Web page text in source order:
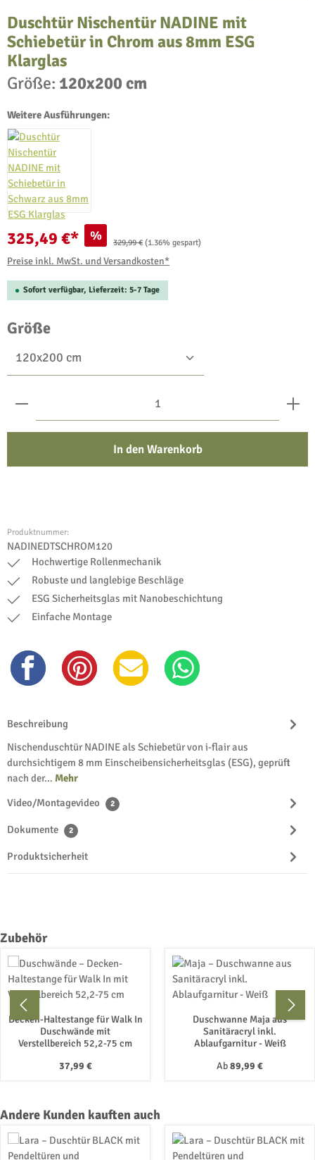
Duschtür Nischentür NADINE mit
Schiebetür in Chrom aus 8mm ESG
Klarglas
Größe: 120x200 cm
Weitere Ausführungen:
325,49 €* % Regulärer Preis:
329,99 € (1.36% gespart)
Preise inkl. MwSt. und Versandkosten*
Sofort verfügbar, Lieferzeit: 5-7 Tage
Größeauswählen
Produkt Anzahl: Gib den gewünschten Wert ein oder
In den Warenkorb
Produktnummer:
NADINEDTSCHROM120
Hochwertige Rollenmechanik
Robuste und langlebige Beschläge
ESG Sicherheitsglas mit Nanobeschichtung
Einfache Montage
Beschreibung
Nischenduschtür NADINE als Schiebetür von i-flair aus
durchsichtigem 8 mm Einscheibensicherheitsglas (ESG), geprüft
nach der… Mehr
Video/Montagevideo
2
Dokumente 2
Produktsicherheit
Produktgalerie überspringen
Zubehör
Decken-Haltestange für Walk In
Duschwände mit
Verstellbereich 52,2-75 cm
Regulärer Preis:
37,99 €
Duschwanne Maja aus
Sanitäracryl inkl.
Ablaufgarnitur - Weiß
Regulärer Preis:
Ab89,99 €
Produktgalerie überspringen
Andere Kunden kauften auch